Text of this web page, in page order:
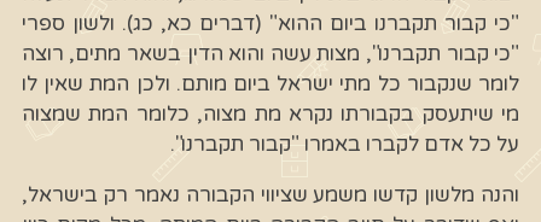
"כי קבור תקברנו ביום ההוא" (דברים כא, כג). ולשון ספרי
"כי קבור תקברנו", מצות עשה והוא הדין בשאר מתים, רוצה
לומר שנקבור כל מתי ישראל ביום מותם. ולכן המת שאין לו
מי שיתעסק בקבורתו נקרא מת מצוה, כלומר המת שמצוה
על כל אדם לקברו באמרו "קבור תקברנו".
והנה מלשון קדשו משמע שציווי הקבורה נאמר רק בישראל,